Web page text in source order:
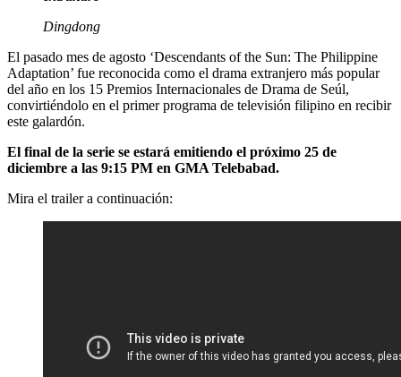
Dingdong
El pasado mes de agosto ‘Descendants of the Sun: The Philippine
Adaptation’ fue reconocida como el drama extranjero más popular
del año en los 15 Premios Internacionales de Drama de Seúl,
convirtiéndolo en el primer programa de televisión filipino en recibir
este galardón.
El final de la serie se estará emitiendo el próximo 25 de
diciembre a las 9:15 PM en GMA Telebabad.
Mira el trailer a continuación: